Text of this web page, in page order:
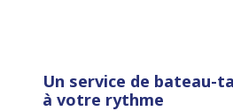
Un service de bateau-
à votre rythme